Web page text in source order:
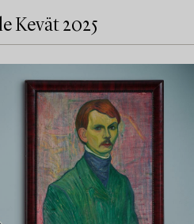
Kevät 2025